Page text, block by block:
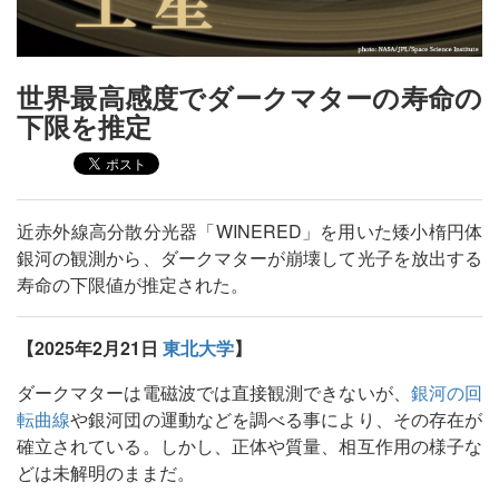
世界最高感度でダークマターの寿命の
下限を推定
近赤外線高分散分光器「WINERED」を用いた矮小楕円体
銀河の観測から、ダークマターが崩壊して光子を放出する
寿命の下限値が推定された。
【2025年2月21日 東北大学】
ダークマターは電磁波では直接観測できないが、 銀河の回
転曲線や銀河団の運動などを調べる事により、その存在が
確立されている。しかし、正体や質量、相互作用の様子な
どは未解明のままだ。